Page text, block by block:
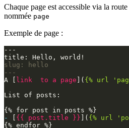
Chaque page est accessible via la route
nommée page
Exemple de page :
---
slug: hello
---
A [ link  to a page ]( {% url
List of posts:
-
[ {{ post.title }} ]( {% url
{% endfor %}